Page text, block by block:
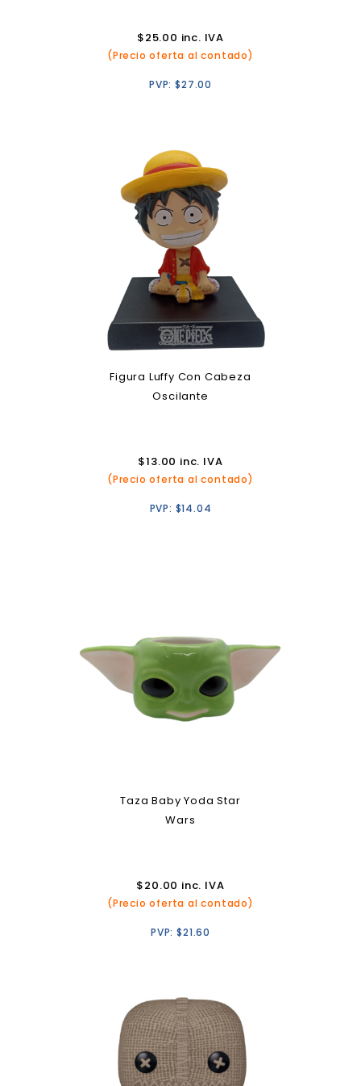
$25.00 inc. IVA
(Precio oferta al contado)
PVP:$27.00
Figura Luffy Con Cabeza
Oscilante
$13.00 inc. IVA
(Precio oferta al contado)
PVP: $14.04
Taza Baby Yoda Star
Wars
$20.00 inc. IVA
(Precio oferta al contado)
PVP:$21.60